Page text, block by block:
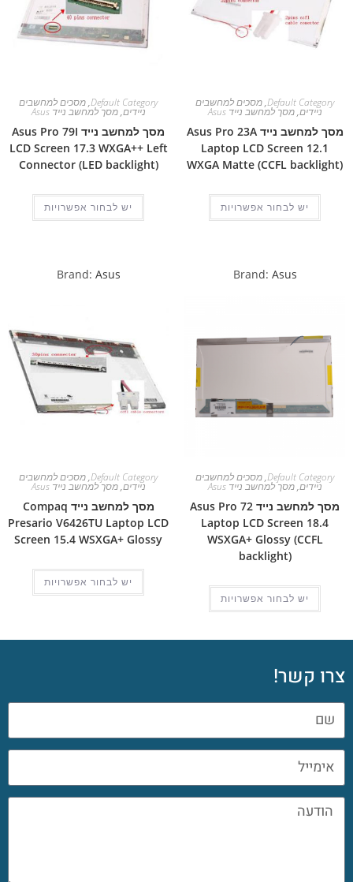
Default Category
,מסכים למחשבים
ניידים,מסך למחשב נייד Asus
מסך למחשב נייד Asus Pro 23A
Laptop LCD Screen 12.1
WXGA Matte (CCFL backlight)
יש לבחור אפשרויות
Default Category
,מסכים למחשבים
ניידים,מסך למחשב נייד Asus
מסך למחשב נייד Asus Pro 79I
LCD Screen 17.3 WXGA++ Left
Connector (LED backlight)
יש לבחור אפשרויות
Brand: Asus
Default Category
,מסכים למחשבים
ניידים,מסך למחשב נייד Asus
מסך למחשב נייד Asus Pro 72
Laptop LCD Screen 18.4
WSXGA+ Glossy (CCFL
backlight)
יש לבחור אפשרויות
Brand: Asus
Default Category
,מסכים למחשבים
ניידים,מסך למחשב נייד Asus
מסך למחשב נייד Compaq
Presario V6426TU Laptop LCD
Screen 15.4 WSXGA+ Glossy
יש לבחור אפשרויות
צרו קשר!